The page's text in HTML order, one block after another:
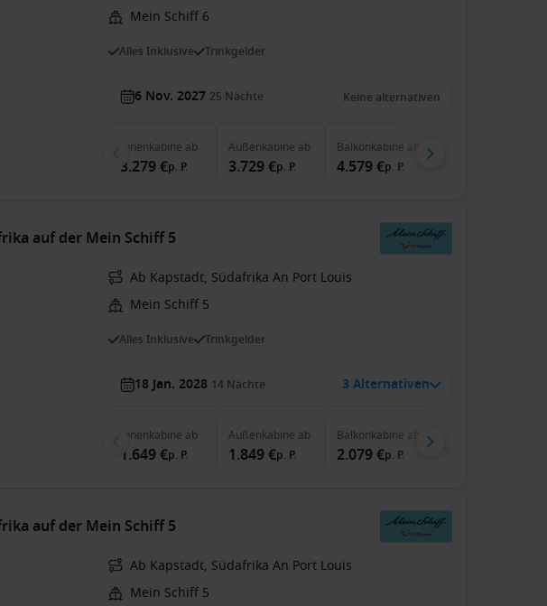
Mein Schiff 6
Alles Inklusive Trinkgelder
6 Nov. 2027 25 Nächte Keine alternativen
Innenkabine ab
3.279 €p. P.
Außenkabine ab
3.729 €p. P.
Balkonkabine ab
4.579 €p. P.
auf der Mein Schiff 5
Ab Kapstadt, Südafrika An Port Louis
Mein Schiff 5
Alles Inklusive Trinkgelder
18 Jan. 2028 14 Nächte 3 Alternativen
Innenkabine ab
1.649 €p. P.
Außenkabine ab
1.849 €p. P.
Balkonkabine ab
2.079 €p. P.
auf der Mein Schiff 5
Ab Kapstadt, Südafrika An Port Louis
Mein Schiff 5